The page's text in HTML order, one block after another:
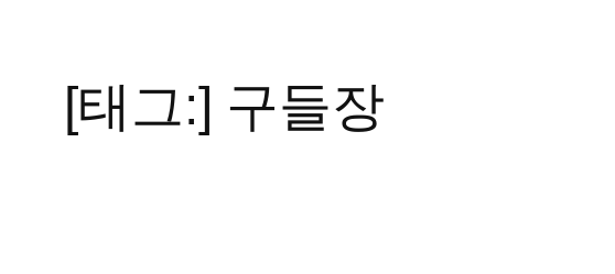
[태그:] 구들장